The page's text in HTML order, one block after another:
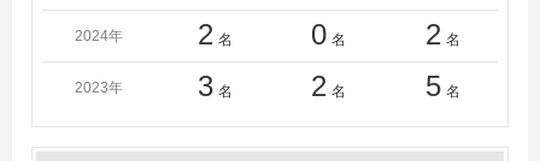
2024年 2 名 0 名 2 名
2023年 3 名 2 名 5 名